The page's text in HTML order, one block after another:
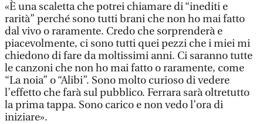
«È una scaletta che potrei chiamare di “inediti e
rarità” perché sono tutti brani che non ho mai fatto
dal vivo o raramente. Credo che sorprenderà e
piacevolmente, ci sono tutti quei pezzi che i miei mi
chiedono di fare da moltissimi anni. Ci saranno tutte
le canzoni che non ho mai fatto o raramente, come
“La noia” o “Alibi”. Sono molto curioso di vedere
l’effetto che farà sul pubblico. Ferrara sarà oltretutto
la prima tappa. Sono carico e non vedo l’ora di
iniziare».